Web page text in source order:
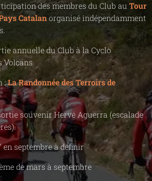
des membres du Club au Tour
Catalanorganisé indépendamment
annuelle du Club à la Cyclo
Volcans
:La Randonnée des Terroirs de
souvenir Hervé Aguerra (escalade
en septembre à définir
de mars à septembre